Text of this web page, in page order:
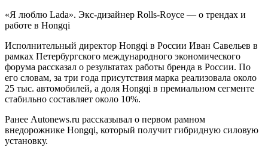
«Я люблю Lada». Экс-дизайнер Rolls-Royce — о трендах и
работе в Hongqi
Исполнительный директор Hongqi в России Иван Савельев в
рамках Петербургского международного экономического
форума рассказал о результатах работы бренда в России. По
его словам, за три года присутствия марка реализовала около
25 тыс. автомобилей, а доля Hongqi в премиальном сегменте
стабильно составляет около 10%.
Ранее Autonews.ru рассказывал о первом рамном
внедорожнике Hongqi, который получит гибридную силовую
установку.